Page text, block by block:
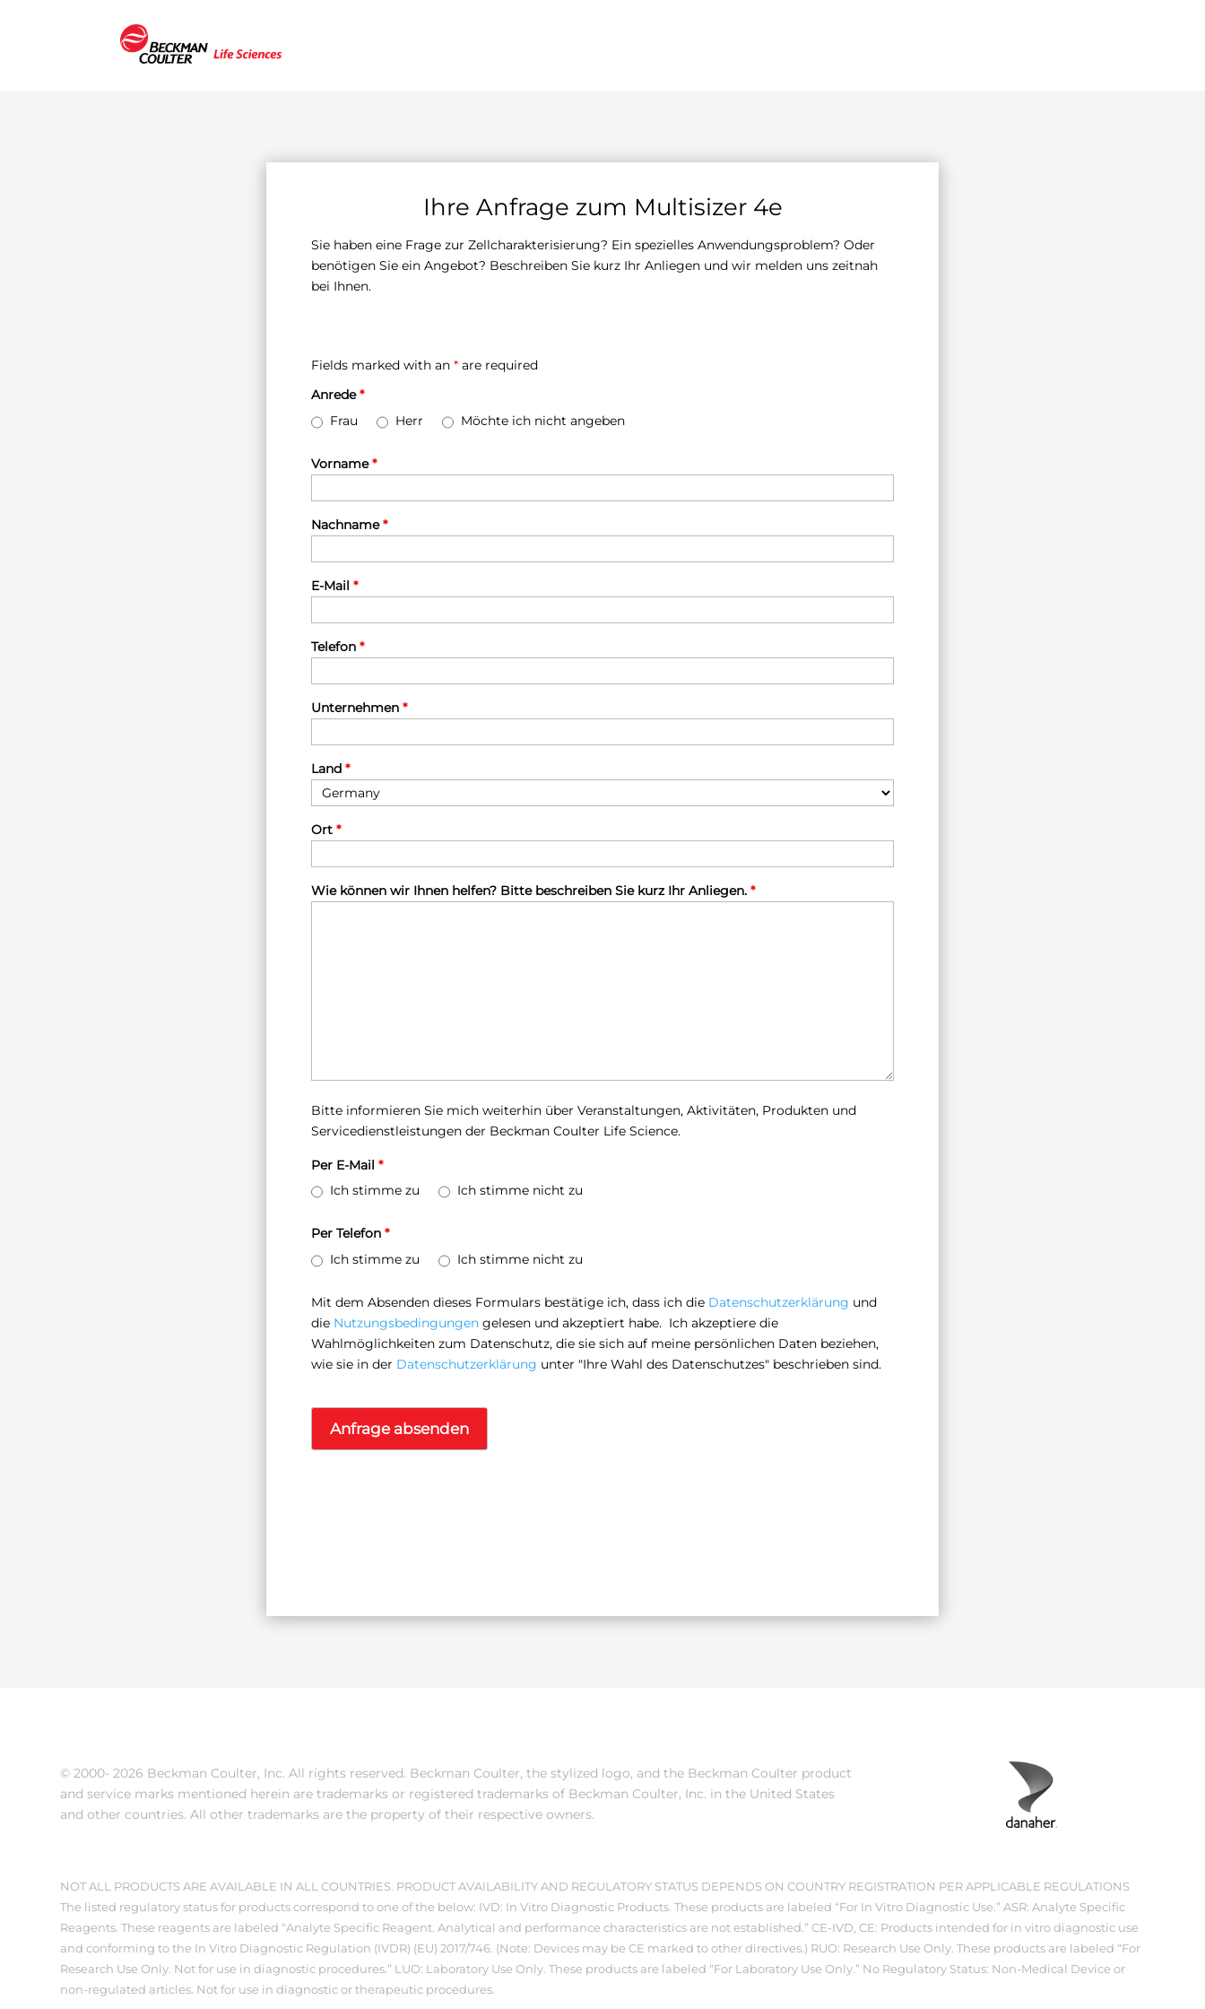
Ihre Anfrage zum Multisizer 4e
Sie haben eine Frage zur Zellcharakterisierung? Ein spezielles Anwendungsproblem? Oder
benötigen Sie ein Angebot? Beschreiben Sie kurz Ihr Anliegen und wir melden uns zeitnah
bei Ihnen.
Fields marked with an * are required
Anrede*
Frau
Herr Möchte ich nicht angeben
Vorname*
Nachname*
E-Mail *
Telefon *
Unternehmen *
Land *
Ort *
Wie können wir Ihnen helfen? Bitte beschreiben Sie kurz Ihr Anliegen. *
Bitte informieren Sie mich weiterhin über Veranstaltungen, Aktivitäten, Produkten und
Servicedienstleistungen der Beckman Coulter Life Science.
Per E-Mail *
Ich stimme zu
Ich stimme nicht zu
Per Telefon *
Ich stimme zu
Ich stimme nicht zu
Mit dem Absenden dieses Formulars bestätige ich, dass ich die Datenschutzerklärung und
die Nutzungsbedingungen gelesen und akzeptiert habe. Ich akzeptiere die
Wahlmöglichkeiten zum Datenschutz, die sie sich auf meine persönlichen Daten beziehen,
wie sie in der Datenschutzerklärung unter "Ihre Wahl des Datenschutzes" beschrieben sind.
© 2000-2026 Beckman Coulter, Inc. All rights reserved. Beckman Coulter, the stylized logo, and the Beckman Coulter product
and service marks mentioned herein are trademarks or registered trademarks of Beckman Coulter, Inc. in the United States
and other countries. All other trademarks are the property of their respective owners.
NOT ALL PRODUCTS ARE AVAILABLE IN ALL COUNTRIES. PRODUCT AVAILABILITY AND REGULATORY STATUS DEPENDS ON COUNTRY REGISTRATION PER APPLICABLE REGULATIONS
The listed regulatory status for products correspond to one of the below: IVD: In Vitro Diagnostic Products. These products are labeled “For In Vitro Diagnostic Use.” ASR: Analyte Specific
Reagents. These reagents are labeled “Analyte Specific Reagent. Analytical and performance characteristics are not established.” CE-IVD, CE: Products intended for in vitro diagnostic use
and conforming to the In Vitro Diagnostic Regulation (IVDR) (EU) 2017/746. (Note: Devices may be CE marked to other directives.) RUO: Research Use Only. These products are labeled “For
Research Use Only. Not for use in diagnostic procedures.” LUO: Laboratory Use Only. These products are labeled “For Laboratory Use Only.” No Regulatory Status: Non-Medical Device or
non-regulated articles. Not for use in diagnostic or therapeutic procedures.